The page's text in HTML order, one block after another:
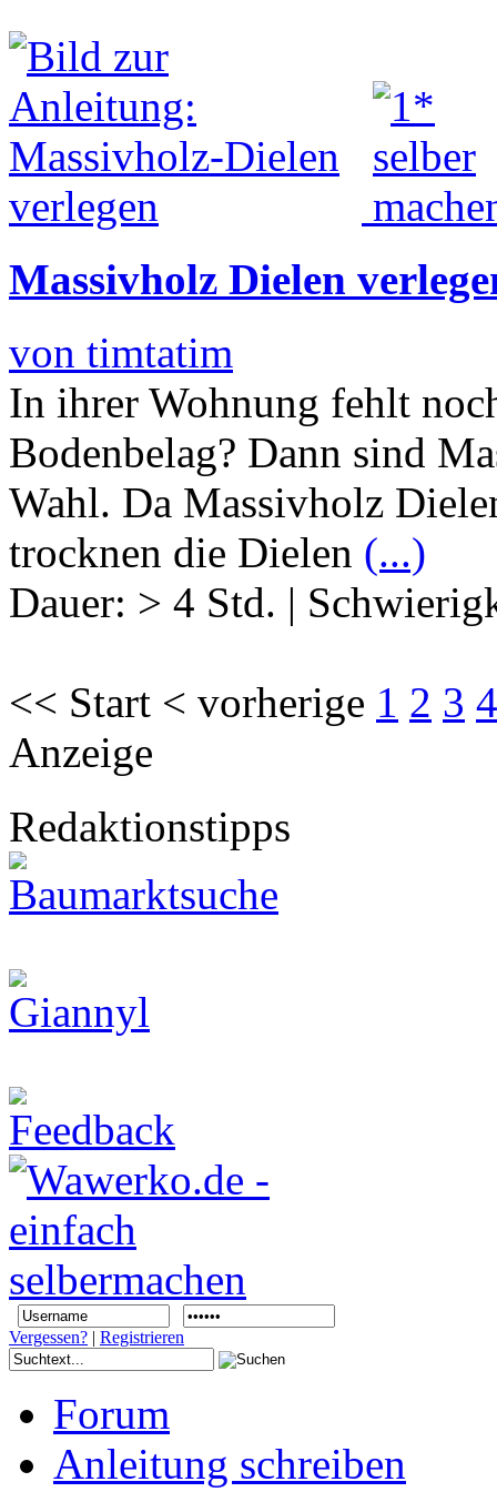
Massivholz Dielen
von timtatim
In ihrer Wohnung fehlt
Bodenbelag? Dann sind
Wahl. Da Massivholz
trocknen die Dielen (...)
Dauer: > 4 Std. |
<< Start < vorherige 1 2 3 4
Anzeige
Redaktionstipps
Vergessen? | Registrieren
Forum
Anleitung schreiben